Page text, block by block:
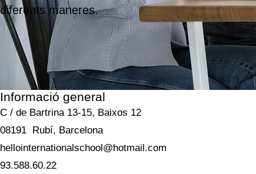
diferents maneres.
Informació general
C / de Bartrina 13-15, Baixos 12
08191
Rubí, Barcelona
hellointernationalschool@hotmail.com
93.588.60.22